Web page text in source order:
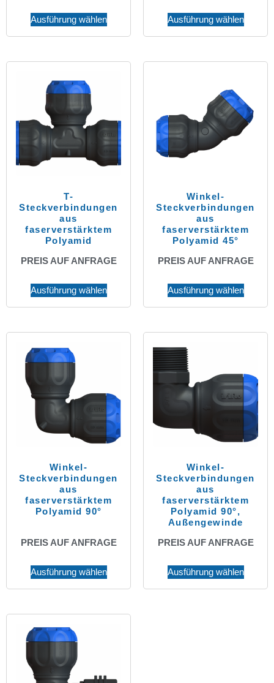
Ausführung wählen Ausführung wählen
T-
Steckverbindungen
aus
faserverstärktem
Polyamid
PREIS AUF ANFRAGE
Ausführung wählen
Winkel-
Steckverbindungen
aus
faserverstärktem
Polyamid 45°
PREIS AUF ANFRAGE
Ausführung wählen
Winkel-
Steckverbindungen
aus
faserverstärktem
Polyamid 90°
PREIS AUF ANFRAGE
Ausführung wählen
Winkel-
Steckverbindungen
aus
faserverstärktem
Polyamid 90°,
Außengewinde
PREIS AUF ANFRAGE
Ausführung wählen